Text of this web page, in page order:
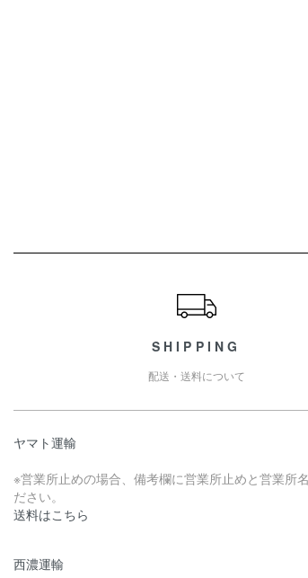
SHIPPING
配送・送料について
ヤマト運輸
※営業所止めの場合、備考欄に営業所止めと営業所
ださい。
送料はこちら
西濃運輸